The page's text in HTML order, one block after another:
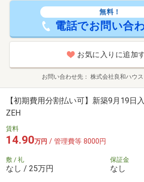
無料！
電話でお問い合
お気に入りに追加
お問い合わせ先 株式会社良和ハウ
【初期費用分割払い可】新築9月19
ZEH
賃料
14.90万円 / 管理費等 8000円
敷 / 礼
なし / 25万円
保証金
なし